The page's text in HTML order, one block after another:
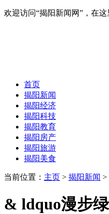
欢迎访问“揭阳新闻网”，在
首页
揭阳新闻
揭阳经济
揭阳科技
揭阳教育
揭阳房产
揭阳旅游
揭阳美食
当前位置： 主页 > 揭阳新闻 >
& ldquo漫步